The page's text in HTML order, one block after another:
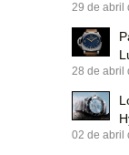
29 de abril
28 de abril
02 de abril